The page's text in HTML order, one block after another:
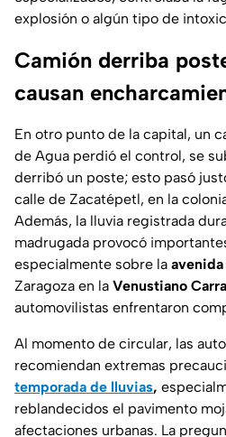
explosión o algún tipo de
Camión derriba
causan
En otro punto de la capital, un
de Agua perdió el control, se
derribó un poste; esto pasó
calle de Zacatépetl, en la
Además, la lluvia registrada
madrugada provocó
especialmente sobre la
Zaragoza en la Venustiano
automovilistas enfrentaron
Al momento de circular, las
recomiendan extremas
temporada de lluvias,
reblandecidos el pavimento
afectaciones urbanas. La